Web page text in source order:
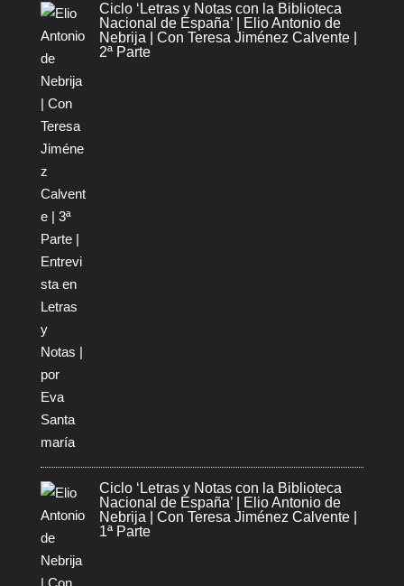
Ciclo ‘Letras y Notas con la Biblioteca
Nacional de España’ | Elio Antonio de
Nebrija | Con Teresa Jiménez Calvente |
2ª Parte
Ciclo ‘Letras y Notas con la Biblioteca
Nacional de España’ | Elio Antonio de
Nebrija | Con Teresa Jiménez Calvente |
1ª Parte